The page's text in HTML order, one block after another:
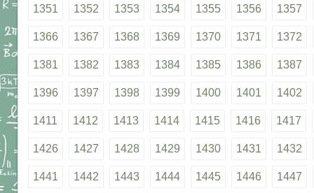
1351 1352 1353 1354 1355 1356 1357
1366 1367 1368 1369 1370 1371 1372
1381 1382 1383 1384 1385 1386 1387
1396 1397 1398 1399 1400 1401 1402
1411 1412 1413 1414 1415 1416 1417
1426 1427 1428 1429 1430 1431 1432
1441 1442 1443 1444 1445 1446 1447